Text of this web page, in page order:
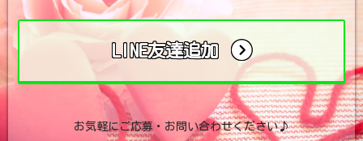
LINE友達追加
お気軽にご応募・お問い合わせください♪